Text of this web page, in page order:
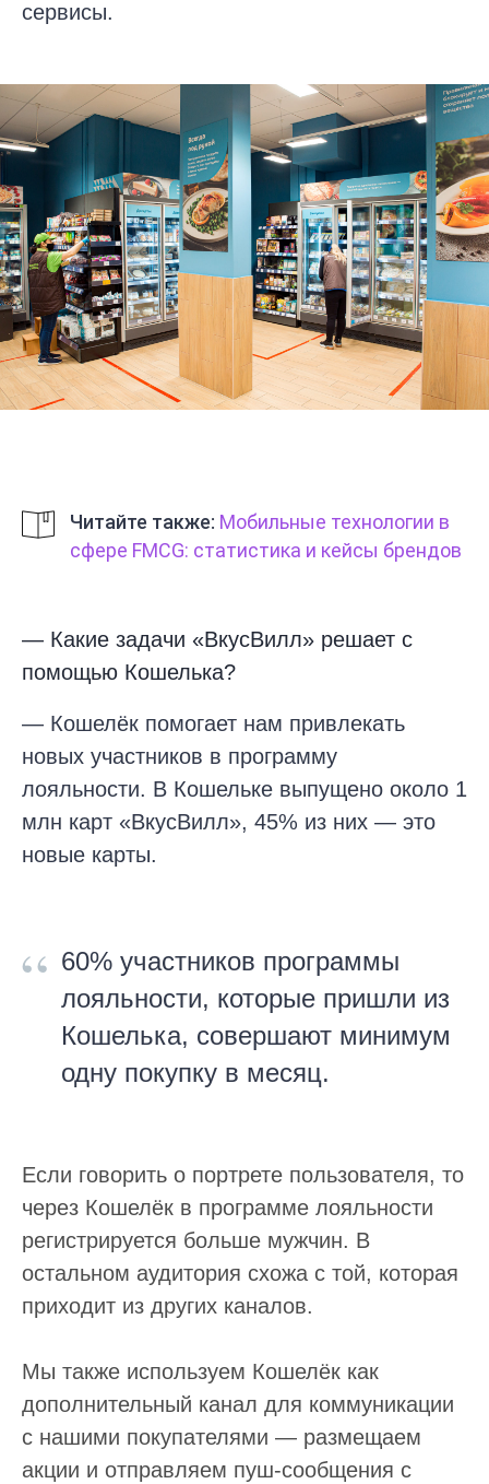
сервисы.
Читайте также: Мобильные технологии в
сфере FMCG: статистика и кейсы брендов
— Какие задачи «ВкусВилл» решает с
помощью Кошелька?
— Кошелёк помогает нам привлекать
новых участников в программу
лояльности. В Кошельке выпущено около 1
млн карт «ВкусВилл», 45% из них — это
новые карты.
“ 60% участников программы
лояльности, которые пришли из
Кошелька, совершают минимум
одну покупку в месяц.
Если говорить о портрете пользователя, то
через Кошелёк в программе лояльности
регистрируется больше мужчин. В
остальном аудитория схожа с той, которая
приходит из других каналов.
Мы также используем Кошелёк как
дополнительный канал для коммуникации
с нашими покупателями — размещаем
акции и отправляем пуш-сообщения с